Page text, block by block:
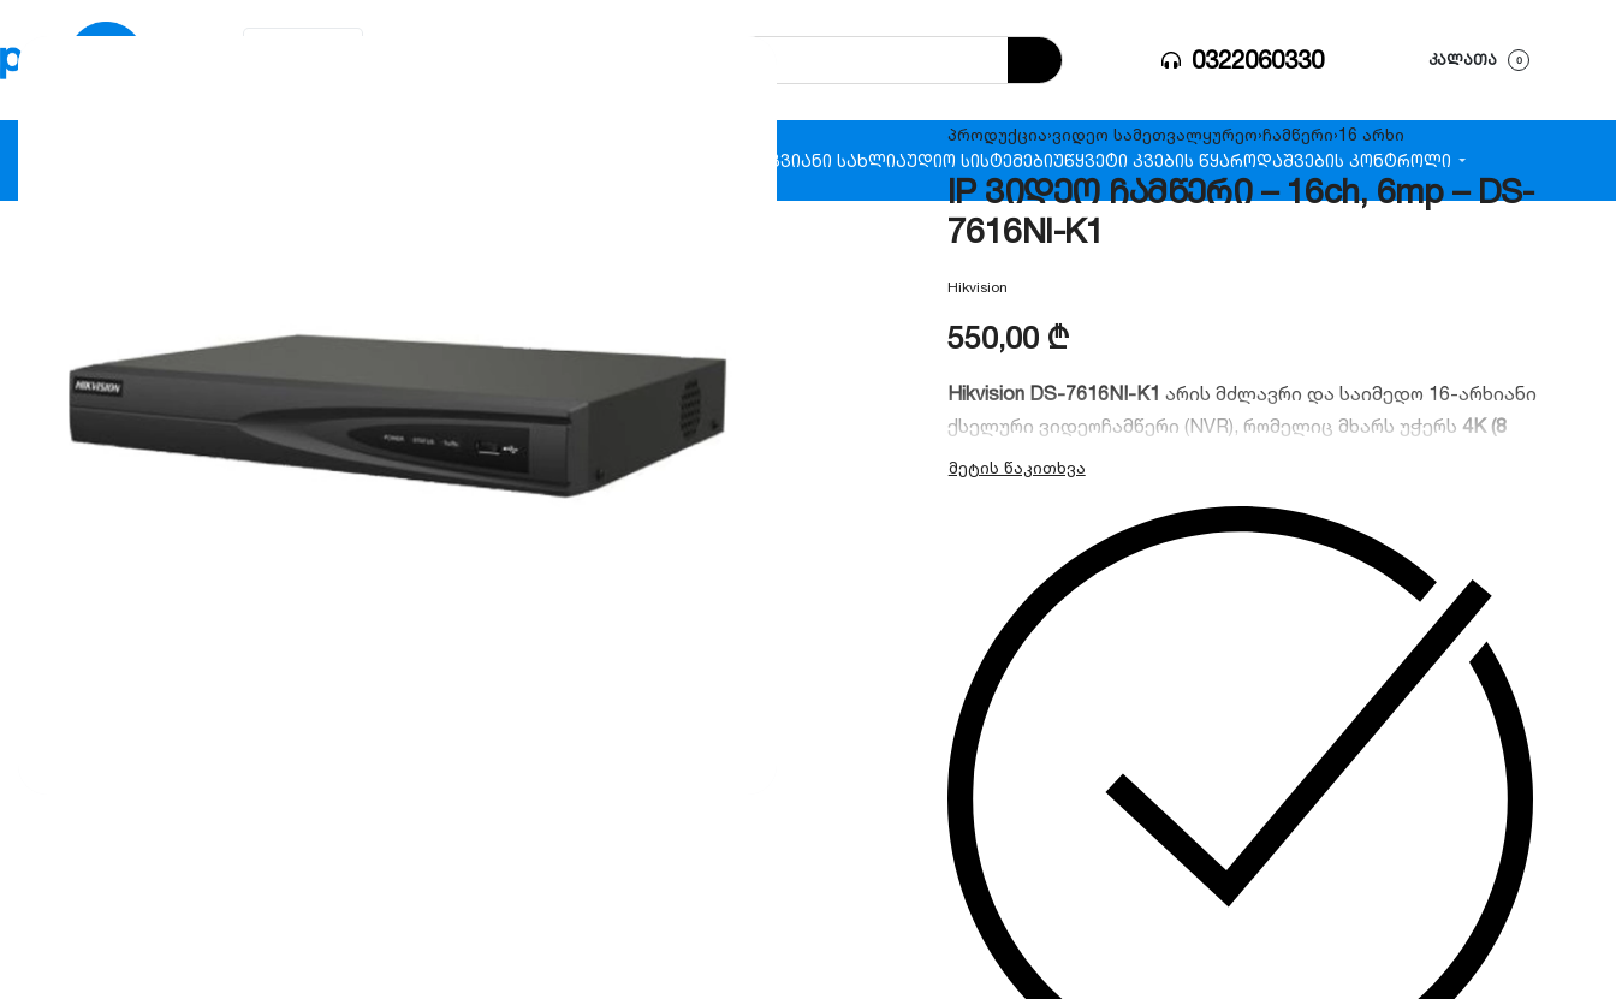
0322060330 ᲙᲐᲚᲐᲗᲐ 0
ჭკვიანი სახლიაუდიო სისტემებიუწყვეტი კვების წყაროდაშვების კონტროლი
პროდუქცია›ვიდეო სამეთვალყურეო›ჩამწერი›16 არხი
IP ვიდეო ჩამწერი – 16ch, 6mp – DS-
7616NI-K1
Hikvision
550,00 ₾
Hikvision DS-7616NI-K1 არის მძლავრი და საიმედო 16-არხიანი
ქსელური ვიდეოჩამწერი (NVR), რომელიც მხარს უჭერს 4K (8
MP)
გარჩევადობის IP კამერებს. მოწყობილობა აღჭურვილია
ადგილს მყარ დისკზე და ამცირებს ინტერნეტ ტრაფიკს.
ჩამწერს აქვს 1 მყარი დისკის (HDD) მხარდაჭერა 10
ტერაბაიტამდე და იდეალური ბიუჯეტური გადაწყვეტილებაა
საშუალო და მსხვილი უსაფრთხოების სისტემების
შესაქმნელად.